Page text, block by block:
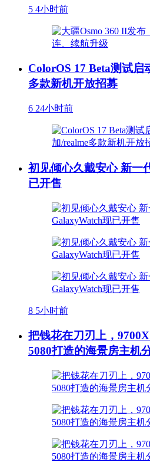
5 4小时前
ColorOS 17 Beta测试启
多款新机开放招募
6 24小时前
初见倾心久戴安心 新一
已开售
8 5小时前
把钱花在刀刃上，
5080打造的海景房主机